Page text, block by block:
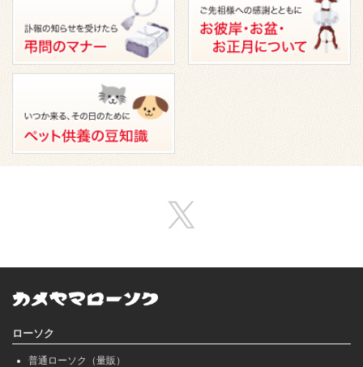
ローソク
普通ローソク（量販）